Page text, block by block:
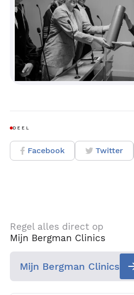
DEEL
Facebook Twitter
Regel alles direct op
Mijn Bergman Clinics
Mijn Bergman Clinics